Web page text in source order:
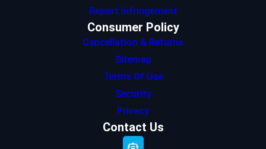
Report Infringement
Consumer Policy
Cancellation & Returns
Sitemap
Terms Of Use
Security
Privacy
Contact Us